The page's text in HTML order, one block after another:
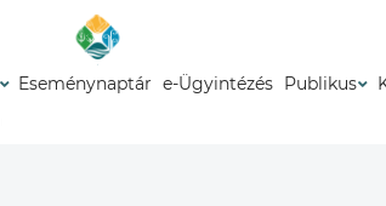
Eseménynaptár e-Ügyintézés Publikus